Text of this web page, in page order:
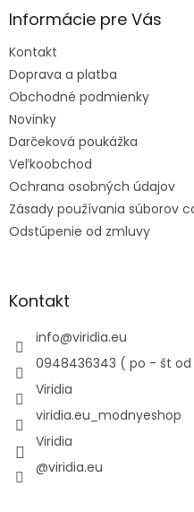
Informácie pre Vás
Kontakt
Doprava a platba
Obchodné podmienky
Novinky
Darčeková poukážka
Veľkoobchod
Ochrana osobných údajov
Zásady používania súborov
Odstúpenie od zmluvy
Kontakt
info@viridia.eu
0948436343 ( po - št od
Viridia
viridia.eu_modnyeshop
Viridia
@viridia.eu